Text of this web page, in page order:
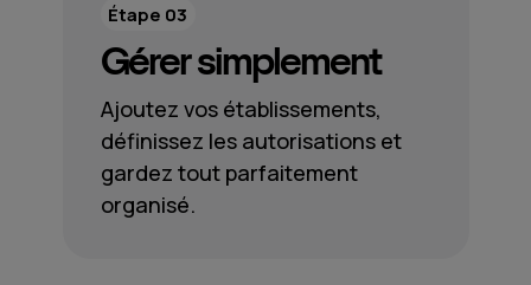
Gérer simplement
Ajoutez vos établissements,
définissez les autorisations et
gardez tout parfaitement
organisé.
Étape 03